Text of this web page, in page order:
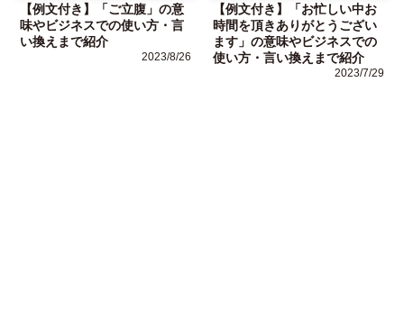
【例文付き】「ご立腹」の意
味やビジネスでの使い方・言
い換えまで紹介
2023/8/26
【例文付き】「お忙しい中お
時間を頂きありがとうござい
ます」の意味やビジネスでの
使い方・言い換えまで紹介
2023/7/29